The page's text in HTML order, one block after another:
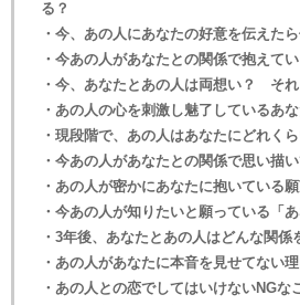
る？
・今、あの人にあなたの好意を伝えた
・今あの人があなたとの関係で抱えて
・今、あなたとあの人は両想い？ そ
・あの人の心を刺激し魅了しているあ
・現段階で、あの人はあなたにどれく
・今あの人があなたとの関係で思い描
・あの人が密かにあなたに抱いている
・今あの人が知りたいと願っている「あ
・3年後、あなたとあの人はどんな関係
・あの人があなたに本音を見せてない
・あの人との恋でしてはいけないNGな